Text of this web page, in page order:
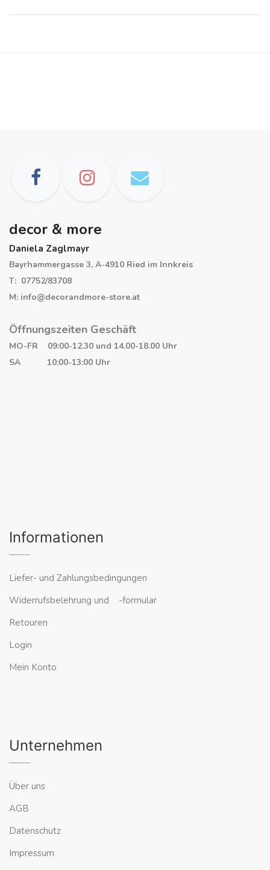
decor & more
Daniela Zaglmayr
Bayrhammergasse 3, A-4910 Ried im Innkreis
T: 07752/83708
M: info@decorandmore-store.at
Öffnungszeiten Geschäft
MO-FR 09:00-12.30 und 14.00-18.00 Uhr
SA 10:00-13:00 Uhr
Informationen
Liefer- und Zahlungsbedingungen
Widerrufsbelehrung und -formular
Retouren
Login
Mein Konto
Unternehmen
Über uns
AGB
Datenschutz
Impressum